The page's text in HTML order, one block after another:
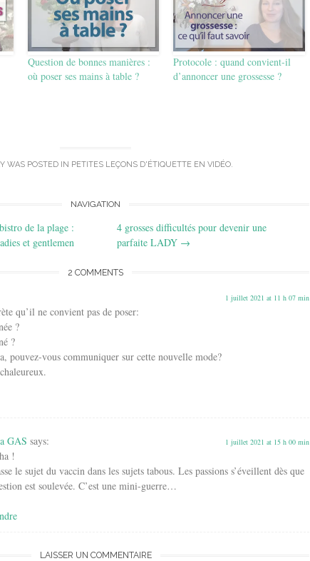
Question de bonnes manières :
où poser ses mains à table ?
Protocole : quand convient-il
d’annoncer une grossesse ?
WAS POSTED IN PETITES LEÇONS D'ÉTIQUETTE EN VIDÉO.
NAVIGATION
de la plage :
et gentlemen
4 grosses difficultés pour devenir une
parfaite LADY →
2 COMMENTS
1 juillet 2021 at 11 h 07 min
qu’il ne convient pas de poser:
?
?
pouvez-vous communiquer sur cette nouvelle mode?
GAS says: 1 juillet 2021 at 15 h 00 min
!
le sujet du vaccin dans les sujets tabous. Les passions s’éveillent dès que
est soulevée. C’est une mini-guerre…
LAISSER UN COMMENTAIRE